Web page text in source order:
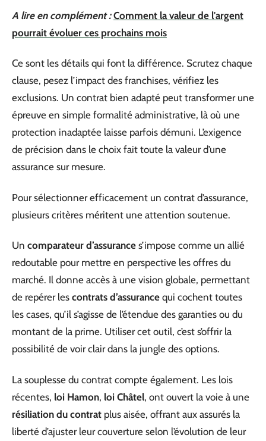
A lire en complément : Comment la valeur de l'argent
pourrait évoluer ces prochains mois
Ce sont les détails qui font la différence. Scrutez chaque
clause, pesez l’impact des franchises, vérifiez les
exclusions. Un contrat bien adapté peut transformer une
épreuve en simple formalité administrative, là où une
protection inadaptée laisse parfois démuni. L’exigence
de précision dans le choix fait toute la valeur d’une
assurance sur mesure.
Pour sélectionner efficacement un contrat d’assurance,
plusieurs critères méritent une attention soutenue.
Un comparateur d’assurance s’impose comme un allié
redoutable pour mettre en perspective les offres du
marché. Il donne accès à une vision globale, permettant
de repérer les contrats d’assurance qui cochent toutes
les cases, qu’il s’agisse de l’étendue des garanties ou du
montant de la prime. Utiliser cet outil, c’est s’offrir la
possibilité de voir clair dans la jungle des options.
La souplesse du contrat compte également. Les lois
récentes, loi Hamon, loi Châtel, ont ouvert la voie à une
résiliation du contrat plus aisée, offrant aux assurés la
liberté d’ajuster leur couverture selon l’évolution de leur